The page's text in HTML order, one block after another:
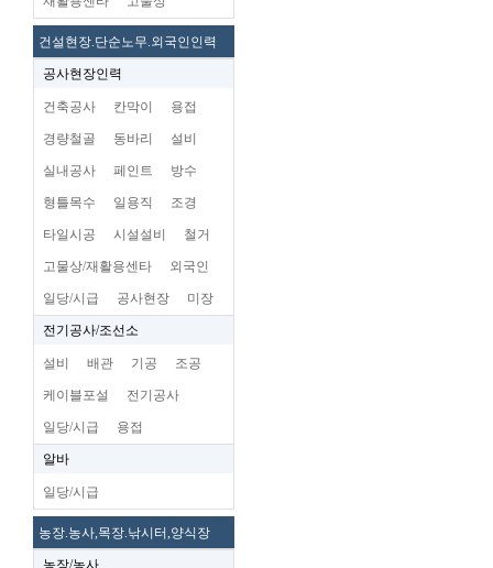
건설현장.단순노무.외국인인력
공사현장인력
건축공사 칸막이 용접
경량철골 동바리 설비
실내공사 페인트 방수
형틀목수 일용직 조경
타일시공 시설설비 철거
고물상/재활용센타 외국인
일당/시급 공사현장 미장
전기공사/조선소
설비 배관 기공 조공
케이블포설 전기공사
일당/시급 용접
알바
일당/시급
농장.농사,목장.낚시터,양식장
농장/농사